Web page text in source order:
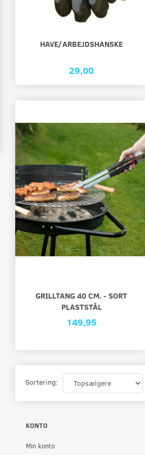
Læg i kurv Læg i kurv
HAVE/ARBEJDSHANSKE
29,00
GRILLTANG 40 CM. - SORT
PLASTSTÅL
149,95
Sortering:
KONTO
Min konto